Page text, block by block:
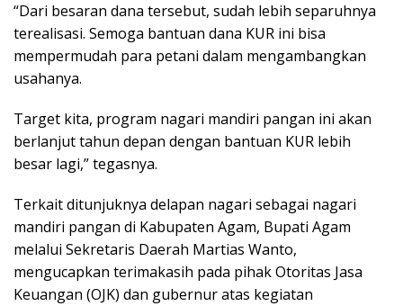
“Dari besaran dana tersebut, sudah lebih separuhnya
terealisasi. Semoga bantuan dana KUR ini bisa
mempermudah para petani dalam mengambangkan
usahanya.
Target kita, program nagari mandiri pangan ini akan
berlanjut tahun depan dengan bantuan KUR lebih
besar lagi,” tegasnya.
Terkait ditunjuknya delapan nagari sebagai nagari
mandiri pangan di Kabupaten Agam, Bupati Agam
melalui Sekretaris Daerah Martias Wanto,
mengucapkan terimakasih pada pihak Otoritas Jasa
Keuangan (OJK) dan gubernur atas kegiatan